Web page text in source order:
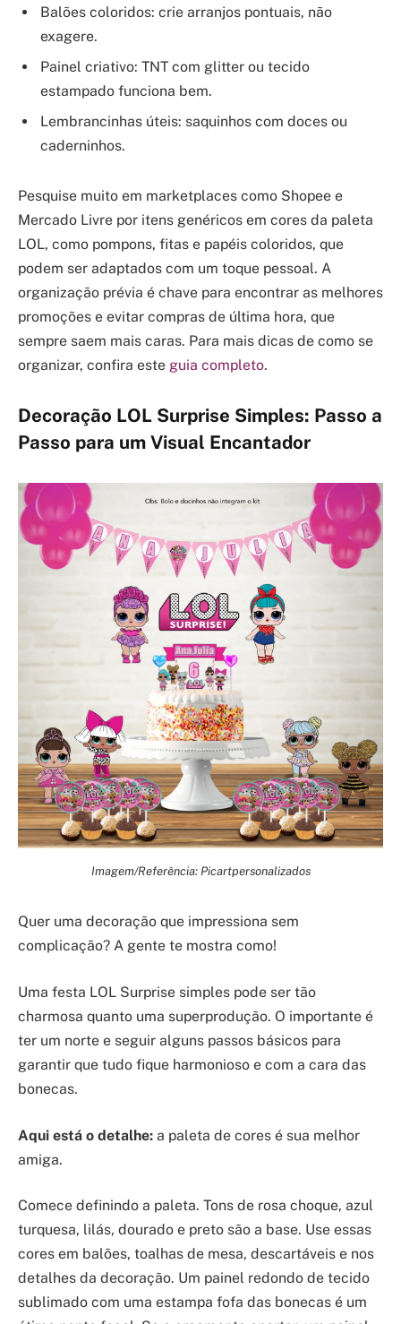
Balões coloridos: crie arranjos pontuais, não
exagere.
Painel criativo: TNT com glitter ou tecido
estampado funciona bem.
Lembrancinhas úteis: saquinhos com doces ou
caderninhos.
Pesquise muito em marketplaces como Shopee e
Mercado Livre por itens genéricos em cores da paleta
LOL, como pompons, fitas e papéis coloridos, que
podem ser adaptados com um toque pessoal. A
organização prévia é chave para encontrar as melhores
promoções e evitar compras de última hora, que
sempre saem mais caras. Para mais dicas de como se
organizar, confira este guia completo.
Decoração LOL Surprise Simples: Passo a
Passo para um Visual Encantador
Imagem/Referência: Picartpersonalizados
Quer uma decoração que impressiona sem
complicação? A gente te mostra como!
Uma festa LOL Surprise simples pode ser tão
charmosa quanto uma superprodução. O importante é
ter um norte e seguir alguns passos básicos para
garantir que tudo fique harmonioso e com a cara das
bonecas.
Aqui está o detalhe: a paleta de cores é sua melhor
amiga.
Comece definindo a paleta. Tons de rosa choque, azul
turquesa, lilás, dourado e preto são a base. Use essas
cores em balões, toalhas de mesa, descartáveis e nos
detalhes da decoração. Um painel redondo de tecido
sublimado com uma estampa fofa das bonecas é um